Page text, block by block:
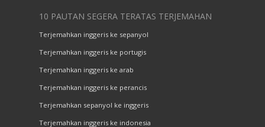
10 PAUTAN SEGERA TERATAS TERJEMAHAN
Terjemahkan inggeris ke sepanyol
Terjemahkan inggeris ke portugis
Terjemahkan inggeris ke arab
Terjemahkan inggeris ke perancis
Terjemahkan sepanyol ke inggeris
Terjemahkan inggeris ke indonesia